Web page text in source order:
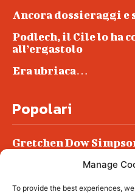
Manage
To provide the best experiences,
Ancora dossieraggi e
Podlech, il Cile lo ha
all’ergastolo
Era ubriaca…
Popolari
Gretchen Dow